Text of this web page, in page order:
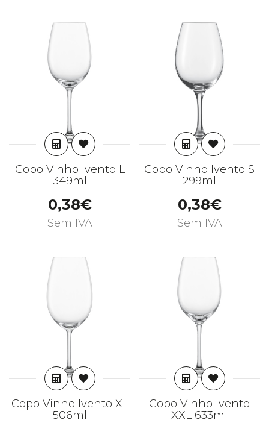
ADICIONAR
Copo Vinho Ivento L
349ml
0,38€
Sem IVA
ADICIONAR
Copo Vinho Ivento S
299ml
0,38€
Sem IVA
ADICIONAR
Copo Vinho Ivento XL
506ml
ADICIONAR
Copo Vinho Ivento
XXL 633ml